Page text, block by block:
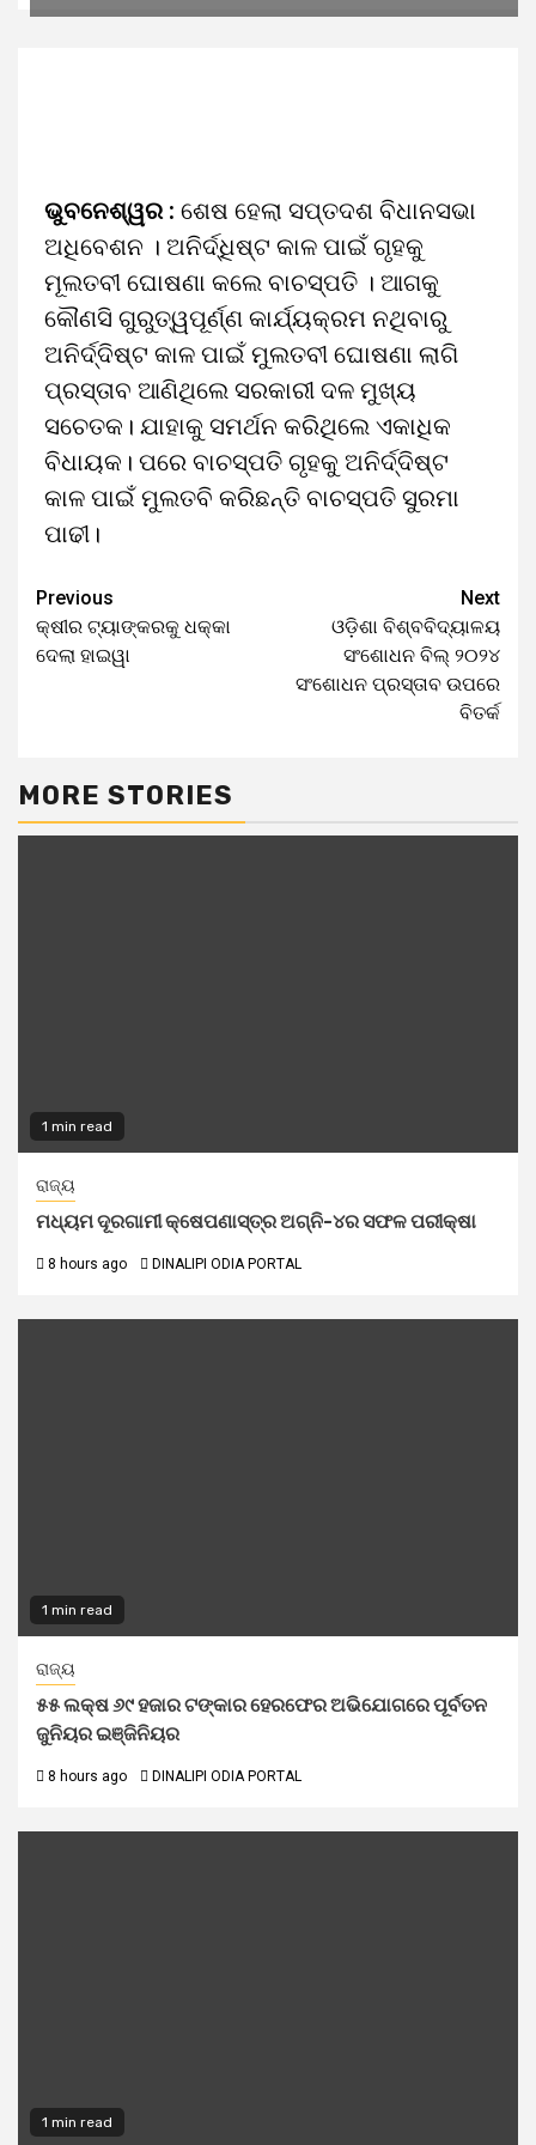
ଭୁବନେଶ୍ୱର : ଶେଷ ହେଲା ସପ୍ତଦଶ ବିଧାନସଭା
ଅଧିବେଶନ । ଅନିର୍ଦ୍ଧିଷ୍ଟ କାଳ ପାଇଁ ଗୃହକୁ
ମୂଲତବୀ ଘୋଷଣା କଲେ ବାଚସ୍ପତି । ଆଗକୁ
କୌଣସି ଗୁରୁତ୍ୱପୂର୍ଣ୍ଣ କାର୍ଯ୍ୟକ୍ରମ ନଥିବାରୁ
ଅନିର୍ଦ୍ଦିଷ୍ଟ କାଳ ପାଇଁ ମୁଲତବୀ ଘୋଷଣା ଲାଗି
ପ୍ରସ୍ତାବ ଆଣିଥିଲେ ସରକାରୀ ଦଳ ମୁଖ୍ୟ
ସଚେତକ। ଯାହାକୁ ସମର୍ଥନ କରିଥିଲେ ଏକାଧିକ
ବିଧାୟକ। ପରେ ବାଚସ୍ପତି ଗୃହକୁ ଅନିର୍ଦ୍ଦିଷ୍ଟ
କାଳ ପାଇଁ ମୁଲତବି କରିଛନ୍ତି ବାଚସ୍ପତି ସୁରମା
ପାଢୀ।
Previous
କ୍ଷୀର ଟ୍ୟାଙ୍କରକୁ ଧକ୍କା
ଦେଲା ହାଇୱା
Next
ଓଡ଼ିଶା ବିଶ୍ବବିଦ୍ୟାଳୟ
ସଂଶୋଧନ ବିଲ୍‌ ୨୦୨୪
ସଂଶୋଧନ ପ୍ରସ୍ତାବ ଉପରେ
ବିତର୍କ
MORE STORIES
1 min read
ରାଜ୍ୟ
ମଧ୍ୟମ ଦୂରଗାମୀ କ୍ଷେପଣାସ୍ତ୍ର ଅଗ୍ନି-୪ର ସଫଳ ପରୀକ୍ଷା
8 hours ago DINALIPI ODIA PORTAL
1 min read
ରାଜ୍ୟ
୫୫ ଲକ୍ଷ ୬୯ ହଜାର ଟଙ୍କାର ହେରଫେର ଅଭିଯୋଗରେ ପୂର୍ବତନ
ଜୁନିୟର ଇଞ୍ଜିନିୟର
8 hours ago DINALIPI ODIA PORTAL
1 min read